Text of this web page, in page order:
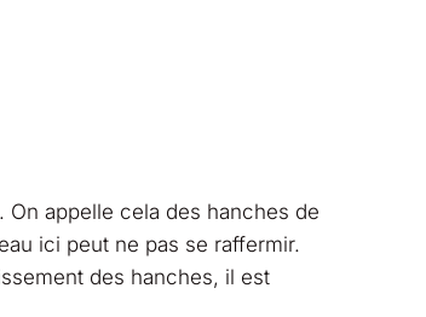
appelle cela des hanches de
ici peut ne pas se raffermir.
des hanches, il est